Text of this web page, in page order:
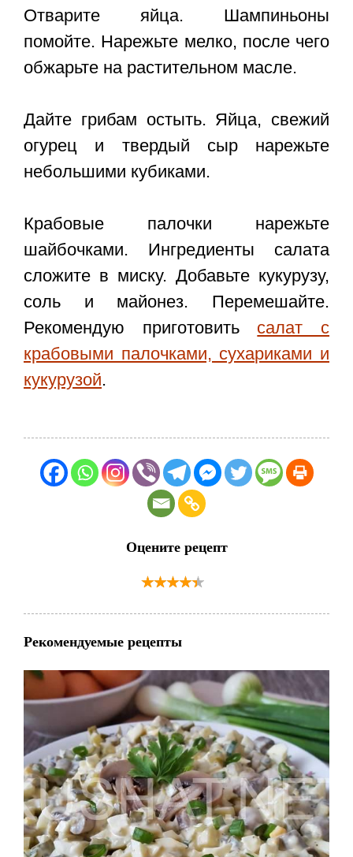
Отварите яйца. Шампиньоны
помойте. Нарежьте мелко, после чего
обжарьте на растительном масле.
Дайте грибам остыть. Яйца, свежий
огурец и твердый сыр нарежьте
небольшими кубиками.
Крабовые палочки нарежьте
шайбочками. Ингредиенты салата
сложите в миску. Добавьте кукурузу,
соль и майонез. Перемешайте.
Рекомендую приготовить салат с
крабовыми палочками, сухариками и
кукурузой.
Оцените рецепт
Рекомендуемые рецепты